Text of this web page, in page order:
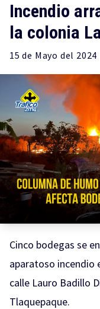
Incendio
la colonia
15 de Mayo del 2024
Cinco bodegas se
aparatoso incendio
calle Lauro Badillo
Tlaquepaque.